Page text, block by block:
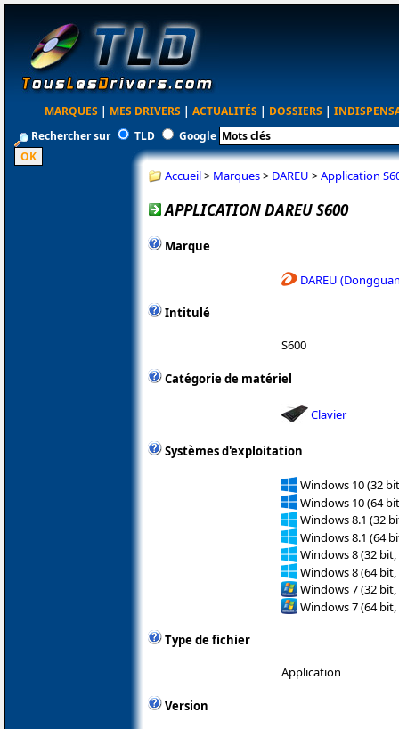
MARQUES | MES DRIVERS | ACTUALITÉS | DOSSIERS |
Rechercher sur
TLD Google
Accueil> Marques> DAREU >Application
APPLICATION DAREU S600
Marque
DAREU
Intitulé
S600
Catégorie de matériel
Clavier
Systèmes d'exploitation
Windows 10 (32
Windows 10 (64
Windows 8.1 (32
Windows 8.1 (64
Windows 8 (32 bit,
Windows 8 (64 bit,
Windows 7 (32 bit,
Windows 7 (64 bit,
Type de fichier
Application
Version